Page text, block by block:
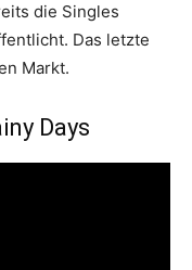
die Singles
Das letzte
Markt.
Days